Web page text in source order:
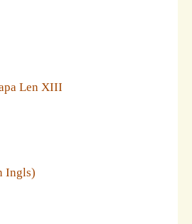
Len XIII
Ingls)